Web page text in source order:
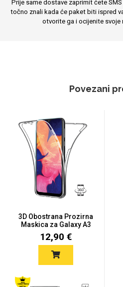
Prije same dostave zaprimit ćete
točno znali kada će paket biti ispred
otvorite ga i ocijenite svoje
Povezani
3D Obostrana Prozirna
Maskica za Galaxy A3
(20...
12,90 €